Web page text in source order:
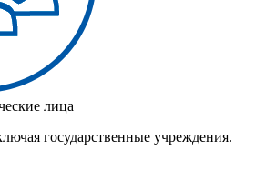
лица
государственные учреждения.